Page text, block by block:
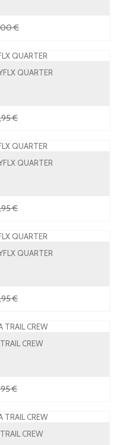
€
QUARTER
€
QUARTER
€
QUARTER
€
CREW
€
CREW